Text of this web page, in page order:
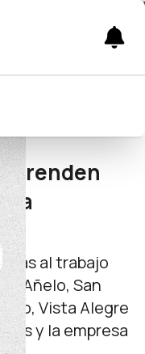
al trabajo
Añelo, San
Vista Alegre
y la empresa